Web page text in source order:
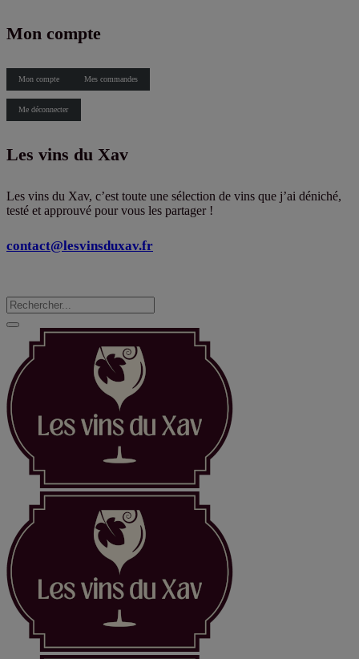
Mon compte
Mon compte Mes commandes
Me déconnecter
Les vins du Xav
Les vins du Xav, c’est toute une sélection de vins que j’ai déniché,
testé et approuvé pour vous les partager !
contact@lesvinsduxav.fr